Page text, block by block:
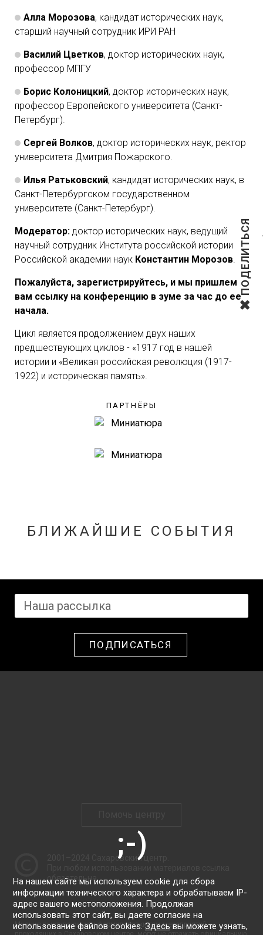
ПОДЕЛИТЬСЯ
Алла Морозова, кандидат исторических наук,
старший научный сотрудник ИРИ РАН
Василий Цветков, доктор исторических наук,
профессор МПГУ
Борис Колоницкий, доктор исторических наук,
профессор Европейского университета (Санкт-
Петербург).
Сергей Волков, доктор исторических наук, ректор
университета Дмитрия Пожарского.
Илья Ратьковский, кандидат исторических наук, в
Санкт-Петербургском государственном
университете (Санкт-Петербург).
Модератор: доктор исторических наук, ведущий
научный сотрудник Института российской истории
Российской академии наук Константин Морозов.
Пожалуйста, зарегистрируйтесь, и мы пришлем
вам ссылку на конференцию в зуме за час до ее
начала.
Цикл является продолжением двух наших
предшествующих циклов - «1917 год в нашей
истории и «Великая российская революция (1917-
1922) и историческая память».
ПАРТНЁРЫ
БЛИЖАЙШИЕ СОБЫТИЯ
ПОДПИСАТЬСЯ
Сахаровский центр
обязательна.
Мнения выступающих и формулировки тем мероприятий,
На нашем сайте мы используем cookie для сбора
информации технического характера и обрабатываем IP-
адрес вашего местоположения. Продолжая
использовать этот сайт, вы даете согласие на
использование файлов cookies. Здесь вы можете узнать,